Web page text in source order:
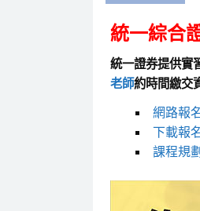
統一綜合
統一證券提供實
老師約時間繳交
網路報
下載報
課程規